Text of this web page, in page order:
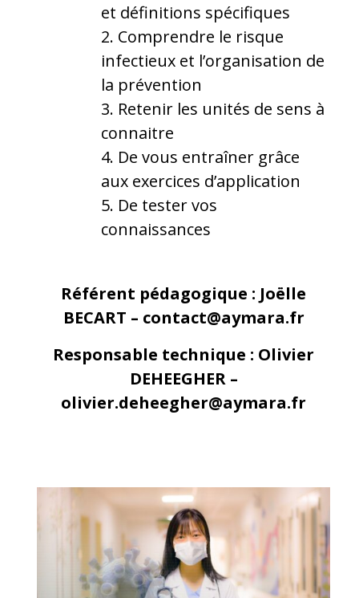
et définitions spécifiques
Comprendre le risque
infectieux et l’organisation de
la prévention
Retenir les unités de sens à
connaitre
De vous entraîner grâce
aux exercices d’application
De tester vos
connaissances
Référent pédagogique : Joëlle
BECART – contact@aymara.fr
Responsable technique : Olivier
DEHEEGHER –
olivier.deheegher@aymara.fr